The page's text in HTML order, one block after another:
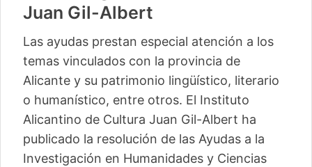
Juan Gil-Albert
Las ayudas prestan especial atención a los
temas vinculados con la provincia de
Alicante y su patrimonio lingüístico, literario
o humanístico, entre otros. El Instituto
Alicantino de Cultura Juan Gil-Albert ha
publicado la resolución de las Ayudas a la
Investigación en Humanidades y Ciencias